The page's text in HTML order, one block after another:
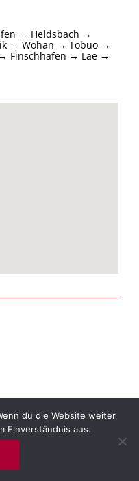
→ Heldsbach →
→ Wohan → Tobuo →
Finschhafen → Lae →
Impressum | Datenschutz
Mangan25
du die Website weiter
Einverständnis aus.